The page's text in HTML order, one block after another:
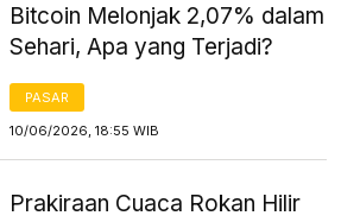
Bitcoin Melonjak 2,07% dalam
Sehari, Apa yang Terjadi?
PASAR
10/06/2026, 18:55 WIB
Prakiraan Cuaca Rokan Hilir